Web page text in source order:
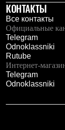
Панамы
Перчатки и
Перчатки
Рукавицы
Носки
Полезные
Брелки
Ремни
Шевроны
Опушки
Уход за одеждой
КОНТАКТЫ
Все контакты
Официальные
Telegram
Odnoklassniki
Rutube
Интернет-
Telegram
Odnoklassniki